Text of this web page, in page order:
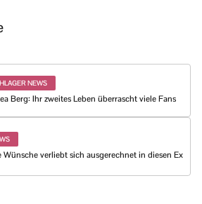
NEWS
Berg: Ihr zweites Leben überrascht viele Fans
Wünsche verliebt sich ausgerechnet in diesen Ex